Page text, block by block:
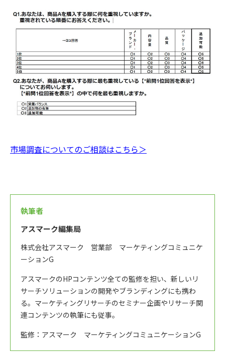
市場調査についてのご相談はこちら＞
執筆者
アスマーク編集局
株式会社アスマーク 営業部 マーケティングコミュニケ
ーションG
アスマークのHPコンテンツ全ての監修を担い、新しいリ
サーチソリューションの開発やブランディングにも携わ
る。マーケティングリサーチのセミナー企画やリサーチ関
連コンテンツの執筆にも従事。
監修：アスマーク マーケティングコミュニケーションG